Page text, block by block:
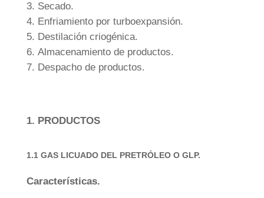
Secado.
Enfriamiento por turboexpansión.
Destilación criogénica.
Almacenamiento de productos.
Despacho de productos.
1. PRODUCTOS
1.1 GAS LICUADO DEL PRETRÓLEO O GLP.
Características.